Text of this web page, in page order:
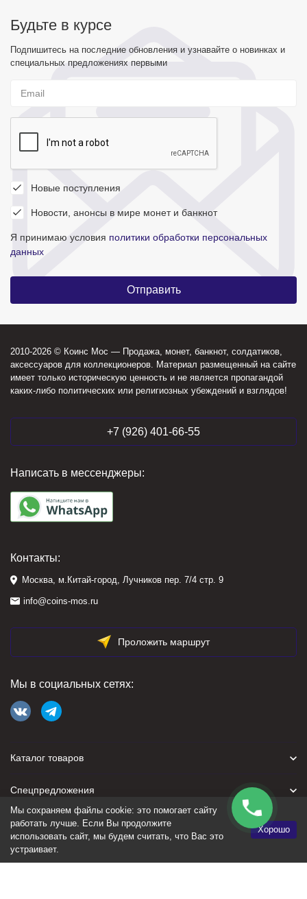
Будьте в курсе
Подпишитесь на последние обновления и узнавайте о новинках и
специальных предложениях первыми
Новые поступления
Новости, анонсы в мире монет и банкнот
Я принимаю условия политики обработки персональных
данных
2010-2026 © Коинс Мос — Продажа, монет, банкнот, солдатиков,
аксессуаров для коллекционеров. Материал размещенный на сайте
имеет только историческую ценность и не является пропагандой
каких-либо политических или религиозных убеждений и взглядов!
+7 (926) 401-66-55
Написать в мессенджеры:
Контакты:
Москва, м.Китай-город, Лучников пер. 7/4 стр. 9
info@coins-mos.ru
Проложить маршрут
Мы в социальных сетях:
Каталог товаров
Спецпредложения
Для покупателя
Политика персональных данных
Мы сохраняем файлы cookie: это помогает сайту
работать лучше. Если Вы продолжите
использовать сайт, мы будем считать, что Вас это
устраивает.
Хорошо